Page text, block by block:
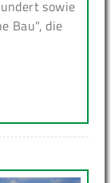
sowie
Bau", die